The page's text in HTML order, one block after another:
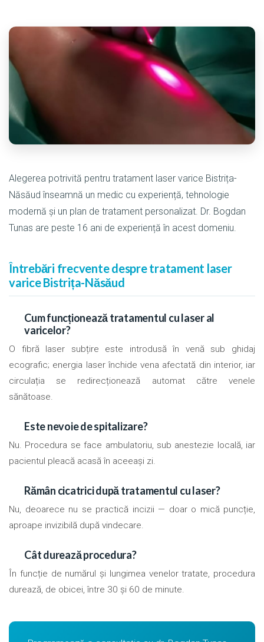
Alegerea potrivită pentru tratament laser varice Bistrița-
Năsăud înseamnă un medic cu experiență, tehnologie
modernă și un plan de tratament personalizat. Dr. Bogdan
Tunas are peste 16 ani de experiență în acest domeniu.
Întrebări frecvente despre tratament laser
varice Bistrița-Năsăud
Cum funcționează tratamentul cu laser al
varicelor?
O fibră laser subțire este introdusă în venă sub ghidaj
ecografic; energia laser închide vena afectată din interior, iar
circulația se redirecționează automat către venele
sănătoase.
Este nevoie de spitalizare?
Nu. Procedura se face ambulatoriu, sub anestezie locală, iar
pacientul pleacă acasă în aceeași zi.
Rămân cicatrici după tratamentul cu laser?
Nu, deoarece nu se practică incizii — doar o mică puncție,
aproape invizibilă după vindecare.
Cât durează procedura?
În funcție de numărul și lungimea venelor tratate, procedura
durează, de obicei, între 30 și 60 de minute.